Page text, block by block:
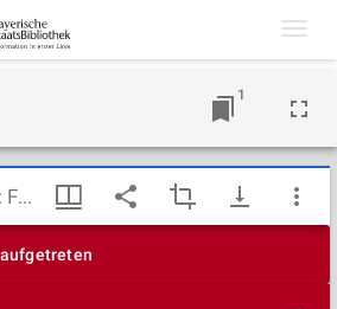
1
TypeError: Failed to fetch